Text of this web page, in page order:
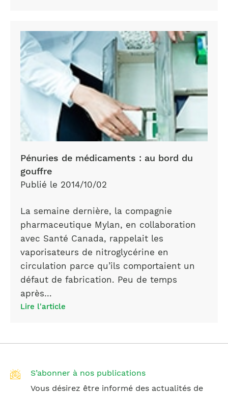
penurie
bord
du
gouffre
Pénuries de médicaments : au bord du
gouffre
Publié le 2014/10/02
La semaine dernière, la compagnie
pharmaceutique Mylan, en collaboration
avec Santé Canada, rappelait les
vaporisateurs de nitroglycérine en
circulation parce qu’ils comportaient un
défaut de fabrication. Peu de temps
après…
Lire l'article
S’abonner à nos publications
Vous désirez être informé des actualités de